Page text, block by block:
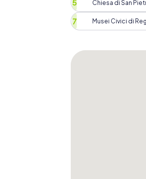
Ein Besuch in
zu erkunden als mit
lebendige Kultur auf
faszinierenden
erlebt Reggio Emilia
Unsere
Wettbewerb, bei
Vielleicht schafft ihr
einzutragen. Egal,
Schnitzeljagd wird
Also, schnappt
euch durch die
entdeckt die vielen
Chiesa di San
Musei Civici di